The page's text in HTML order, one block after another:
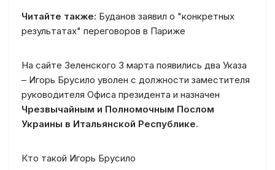
Читайте также: Буданов заявил о "конкретных
результатах" переговоров в Париже
На сайте Зеленского 3 марта появились два Указа
– Игорь Брусило уволен с должности заместителя
руководителя Офиса президента и назначен
Чрезвычайным и Полномочным Послом
Украины в Итальянской Республике.
Кто такой Игорь Брусило